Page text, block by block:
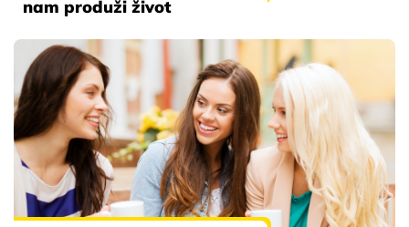
nam produži život